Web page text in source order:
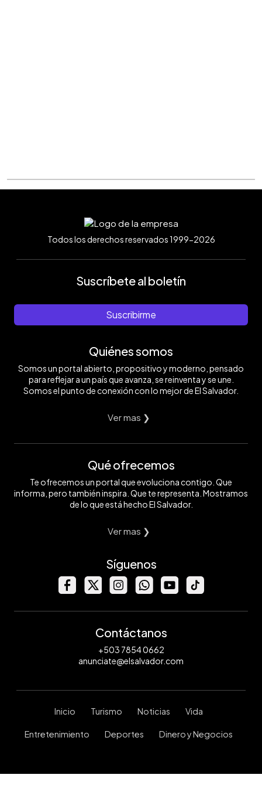
Todos los derechos reservados 1999-2026
Suscríbete al boletín
Suscribirme
Quiénes somos
Somos un portal abierto, propositivo y moderno, pensado
para reflejar a un país que avanza, se reinventa y se une.
Somos el punto de conexión con lo mejor de El Salvador.
Ver mas ❯
Qué ofrecemos
Te ofrecemos un portal que evoluciona contigo. Que
informa, pero también inspira. Que te representa. Mostramos
de lo que está hecho El Salvador.
Ver mas ❯
Síguenos
Contáctanos
+503 7854 0662
anunciate@elsalvador.com
Inicio Turismo Noticias Vida
Entretenimiento Deportes Dinero y Negocios